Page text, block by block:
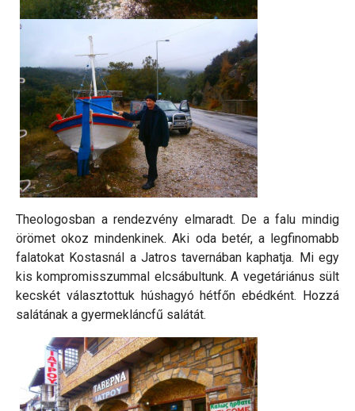
Theologosban a rendezvény elmaradt. De a falu mindig
örömet okoz mindenkinek. Aki oda betér, a legfinomabb
falatokat Kostasnál a Jatros tavernában kaphatja. Mi egy
kis kompromisszummal elcsábultunk. A vegetáriánus sült
kecskét választottuk húshagyó hétfőn ebédként. Hozzá
salátának a gyermekláncfű salátát.